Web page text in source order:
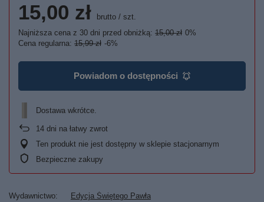
15,00 zł brutto / szt.
Najniższa cena z 30 dni przed obniżką: 15,00 zł 0%
Cena regularna: 15,99 zł -6%
Powiadom o dostępności
Dostawa wkrótce
14 dni na łatwy zwrot
Ten produkt nie jest dostępny w sklepie stacjonarnym
Bezpieczne zakupy
Wydawnictwo Edycja Świętego Pawła